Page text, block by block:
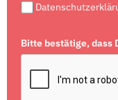
Bitte bestätige, dass